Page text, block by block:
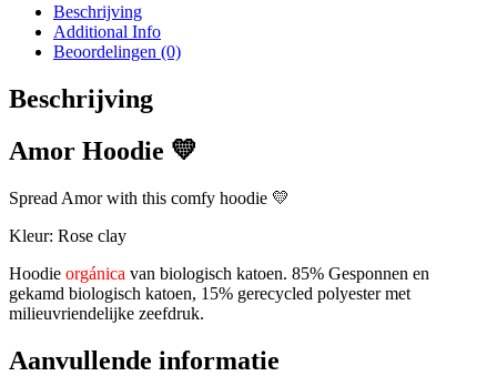
Beschrijving
Additional Info
Beoordelingen (0)
Beschrijving
Amor Hoodie 💛
Spread Amor with this comfy hoodie 💛
Kleur: Rose clay
Hoodie orgánica van biologisch katoen. 85% Gesponnen en
gekamd biologisch katoen, 15% gerecycled polyester met
milieuvriendelijke zeefdruk.
Aanvullende informatie